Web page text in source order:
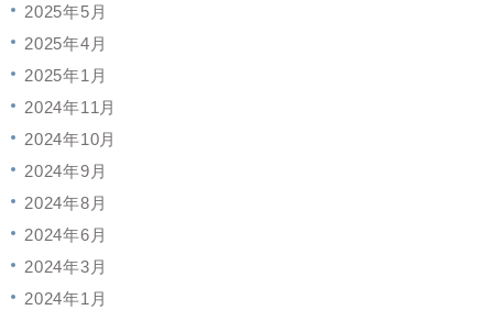
2025年5月
2025年4月
2025年1月
2024年11月
2024年10月
2024年9月
2024年8月
2024年6月
2024年3月
2024年1月